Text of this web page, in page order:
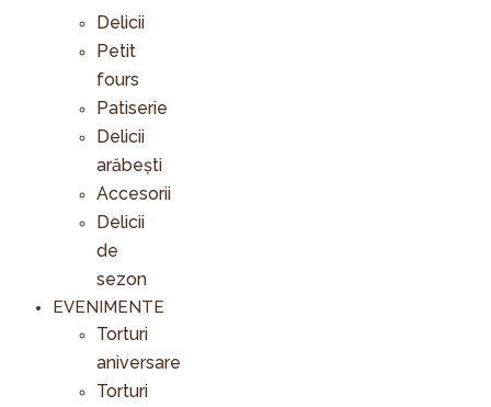
Delicii
Petit
fours
Patiserie
Delicii
arăbești
Accesorii
Delicii
de
sezon
EVENIMENTE
Torturi
aniversare
Torturi